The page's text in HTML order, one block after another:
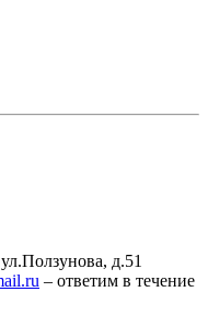
д.51
– ответим в течение